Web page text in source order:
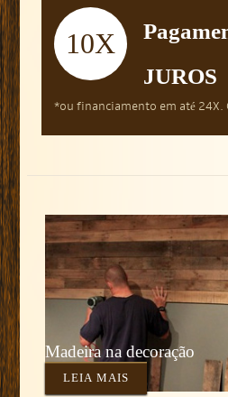
10X
JUROS
*ou financiamento em até 24X.
Madeira na decoração
LEIA MAIS